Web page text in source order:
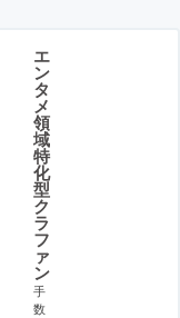
エ
ン
タ
メ
領
域
特
化
型
ク
ラ
フ
ァ
ン
手
数